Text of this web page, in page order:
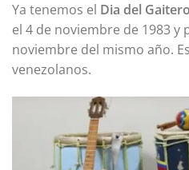
Ya tenemos el Dia del Gaitero
el 4 de noviembre de 1983 y
noviembre del mismo año.
venezolanos.